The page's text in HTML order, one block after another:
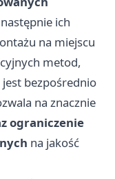
ich
na miejscu
metod,
bezpośrednio
na znacznie
ograniczenie
na jakość